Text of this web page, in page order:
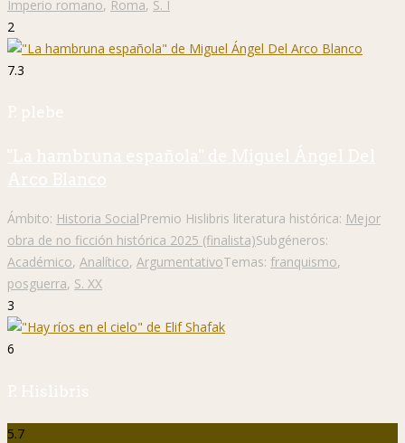
Imperio romano, Roma, S. I
2
7.3
P. plebe
"La hambruna española" de Miguel Ángel Del
Arco Blanco
Ámbito: Historia SocialPremio Hislibris literatura histórica: Mejor
obra de no ficción histórica 2025 (finalista)Subgéneros:
Académico, Analítico, ArgumentativoTemas: franquismo,
posguerra, S. XX
3
6
P. Hislibris
5.7